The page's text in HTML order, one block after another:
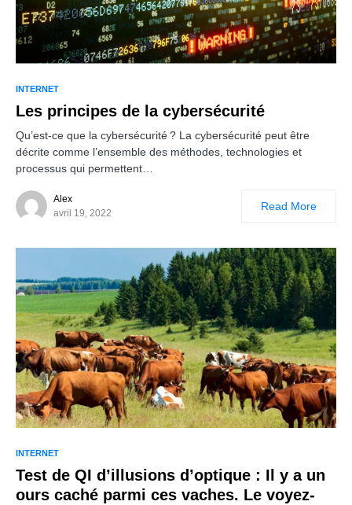
INTERNET
Les principes de la cybersécurité
Qu’est-ce que la cybersécurité ? La cybersécurité peut être
décrite comme l’ensemble des méthodes, technologies et
processus qui permettent…
Alex
avril 19, 2022
Read More
INTERNET
Test de QI d’illusions d’optique : Il y a un
ours caché parmi ces vaches. Le voyez-